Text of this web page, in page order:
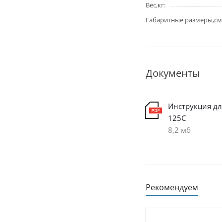
Вес,кг
Габаритные размеры,см
Документы
Инструкция
125C
8,2 мб
Рекомендуем